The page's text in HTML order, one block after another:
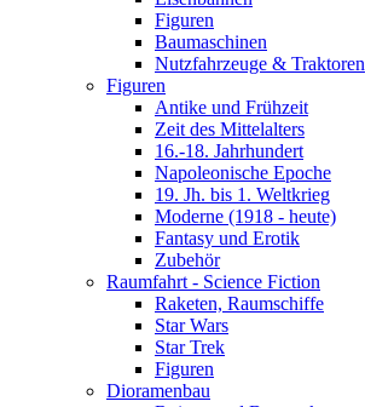
Figuren
Baumaschinen
Nutzfahrzeuge & Traktoren
Figuren
Antike und Frühzeit
Zeit des Mittelalters
16.-18. Jahrhundert
Napoleonische Epoche
19. Jh. bis 1. Weltkrieg
Moderne (1918 - heute)
Fantasy und Erotik
Zubehör
Raumfahrt - Science Fiction
Raketen, Raumschiffe
Star Wars
Star Trek
Figuren
Dioramenbau